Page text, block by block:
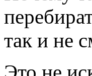
так и не